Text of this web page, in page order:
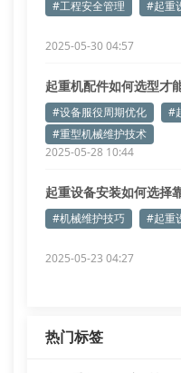
#工程安全管理 #起重
2025-05-30 04:57
起重机配件如何选型才
#设备服役周期优化
#
#重型机械维护技术
2025-05-28 10:44
起重设备安装如何选择
#机械维护技巧 #起重
2025-05-23 04:27
热门标签